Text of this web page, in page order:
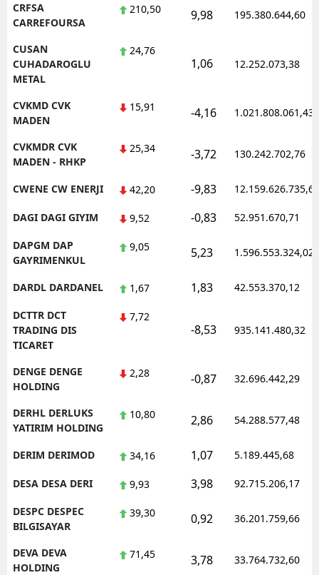
CRFSA
CARREFOURSA
210,50 9,98 195.380.644,60
CUSAN
CUHADAROGLU
METAL
24,76
1,06 12.252.073,38
CVKMD CVK
MADEN
15,91 -4,16 1.021.808.061,43
CVKMDR CVK
MADEN - RHKP
25,34 -3,72 130.242.702,76
CWENE CW ENERJI 42,20 -9,83 12.159.626.735,62
DAGI DAGI GIYIM 9,52 -0,83 52.951.670,71
DAPGM DAP
GAYRIMENKUL
9,05 5,23 1.596.553.324,02
DARDL DARDANEL 1,67 1,83 42.553.370,12
DCTTR DCT
TRADING DIS
TICARET
7,72
-8,53 935.141.480,32
DENGE DENGE
HOLDING
2,28 -0,87 32.696.442,29
DERHL DERLUKS
YATIRIM HOLDING
10,80 2,86 54.288.577,48
DERIM DERIMOD 34,16 1,07 5.189.445,68
DESA DESA DERI 9,93 3,98 92.715.206,17
DESPC DESPEC
BILGISAYAR
39,30 0,92 36.201.759,66
DEVA DEVA
HOLDING
71,45 3,78 33.764.732,60